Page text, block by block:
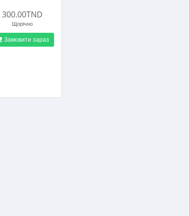
300.00TND
Щорічно
Замовити зараз